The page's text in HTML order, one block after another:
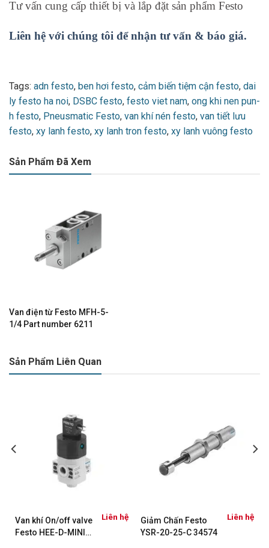
Tư vấn cung cấp thiết bị và lắp đặt sản phẩm Festo
Liên hệ với chúng tôi để nhận tư vấn & báo giá.
Tags: adn festo, ben hơi festo, cảm biến tiệm cận festo, dai
ly festo ha noi, DSBC festo, festo viet nam, ong khi nen pun-
h festo, Pneusmatic Festo, van khí nén festo, van tiết lưu
festo, xy lanh festo, xy lanh tron festo, xy lanh vuông festo
Sản Phẩm Đã Xem
Van điện từ Festo MFH-5-
1/4 Part number 6211
Sản Phẩm Liên Quan
Van khí On/off valve
Festo HEE-D-MINI-
Liên hệ
Giảm Chấn Festo
YSR-20-25-C 34574
Liên hệ